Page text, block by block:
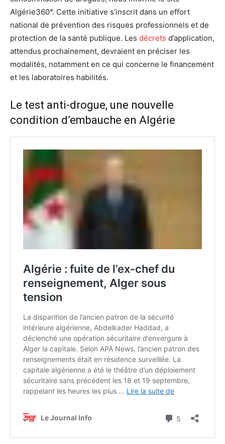
Algérie360°. Cette initiative s’inscrit dans un effort
national de prévention des risques professionnels et de
protection de la santé publique. Les décrets d’application,
attendus prochainement, devraient en préciser les
modalités, notamment en ce qui concerne le financement
et les laboratoires habilités.
Le test anti-drogue, une nouvelle
condition d’embauche en Algérie